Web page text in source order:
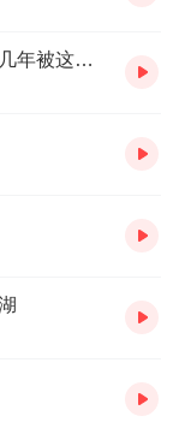
至今懊悔-本科毕业去搞工地-人生关键的几年被这么浪费了